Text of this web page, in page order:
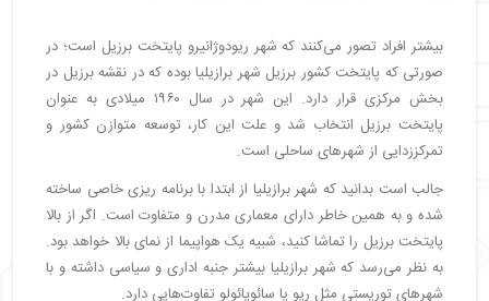
بیشتر افراد تصور می‌کنند که شهر ریودوژانیرو پایتخت برزیل است؛ در
صورتی که پایتخت کشور برزیل شهر برازیلیا بوده که در نقشه برزیل در
بخش مرکزی قرار دارد. این شهر در سال ۱۹۶۰ میلادی به عنوان
پایتخت برزیل انتخاب شد و علت این کار، توسعه متوازن کشور و
تمرکززدایی از شهرهای ساحلی است.
جالب است بدانید که شهر برازیلیا از ابتدا با برنامه ریزی خاصی ساخته
شده و به همین خاطر دارای معماری مدرن و متفاوت است. اگر از بالا
پایتخت برزیل را تماشا کنید، شبیه یک هواپیما از نمای بالا خواهد بود.
به نظر می‌رسد که شهر برازیلیا بیشتر جنبه اداری و سیاسی داشته و با
شهرهای توریستی مثل ریو یا سائوپائولو تفاوت‌هایی دارد.